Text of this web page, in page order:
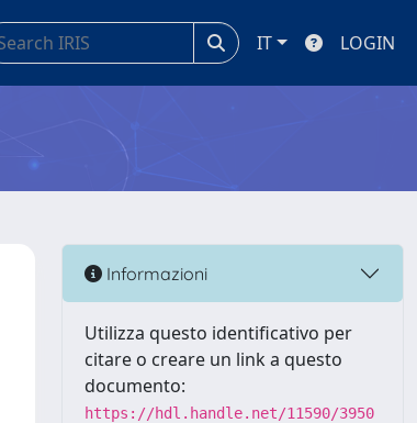
IT LOGIN
Informazioni
Utilizza questo identificativo per
citare o creare un link a questo
documento:
https://hdl.handle.net/11590/3950